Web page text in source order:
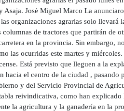
Asaja. José Miguel Marco La
organizaciones agrarias solo
de tractores que partirán de
en la provincia. Sin embargo,
las ocurridas este martes y
Está previsto que lleguen a la
hacia el centro de la ciudad , pasando
y del Servicio Provincial de
reivindicativa, como han
la agricultura y la ganadería en la